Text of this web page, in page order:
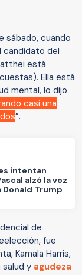
sábado, cuando
candidato del
está
Ella está
mental, lo dijo
casi una
”.
intentan
alzó la voz
Donald Trump
de
fue
Kamala Harris,
y agudeza